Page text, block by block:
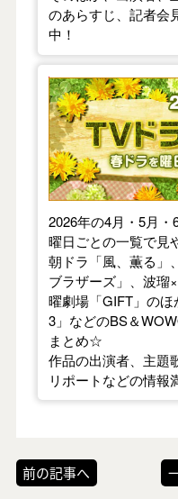
のあらすじ、記者会
中！
【2026年春】TV
2026年の4月・5月
曜日ごとの一覧で見
朝ドラ「風、薫る」
ブラザーズ」、波瑠
曜劇場「GIFT」の
3」などのBS＆
まとめ☆
作品の出演者、主題
リポートなどの情報
前の記事へ